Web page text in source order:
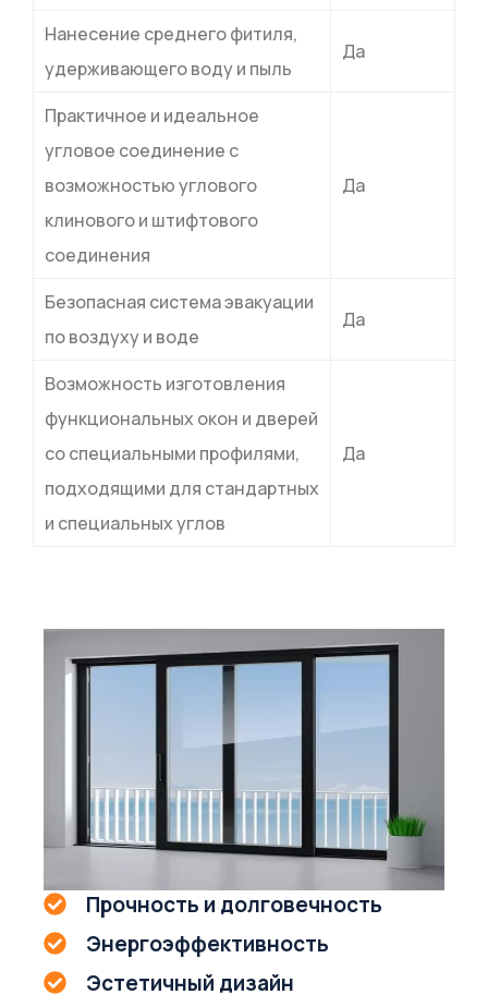
Нанесение среднего фитиля,
удерживающего воду и пыль
Да
Практичное и идеальное
угловое соединение с
возможностью углового
клинового и штифтового
соединения
Да
Безопасная система эвакуации
по воздуху и воде
Да
Возможность изготовления
функциональных окон и дверей
со специальными профилями,
подходящими для стандартных
и специальных углов
Да
Прочность и долговечность
Энергоэффективность
Эстетичный дизайн